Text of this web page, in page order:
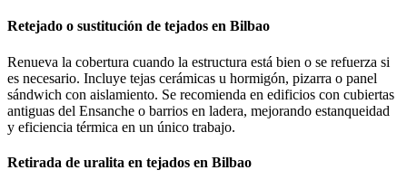
Retejado o sustitución de tejados en Bilbao
Renueva la cobertura cuando la estructura está bien o se refuerza si
es necesario. Incluye tejas cerámicas u hormigón, pizarra o panel
sándwich con aislamiento. Se recomienda en edificios con cubiertas
antiguas del Ensanche o barrios en ladera, mejorando estanqueidad
y eficiencia térmica en un único trabajo.
Retirada de uralita en tejados en Bilbao